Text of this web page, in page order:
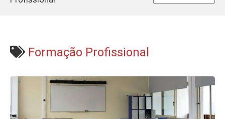
Formação Profissional